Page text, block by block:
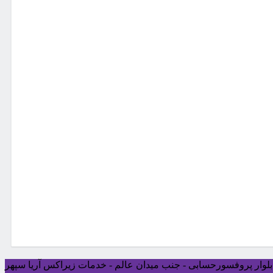
بلوار پروفسورحسابی - جنب میدان عالم - خدمات زیراکس آریا سپهر